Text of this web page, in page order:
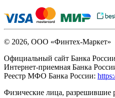
© 2026, ООО «Финтех-Маркет»
Официальный сайт Банка
Интернет-приемная Банка
Реестр МФО Банка России:
Физические лица, разрешившие